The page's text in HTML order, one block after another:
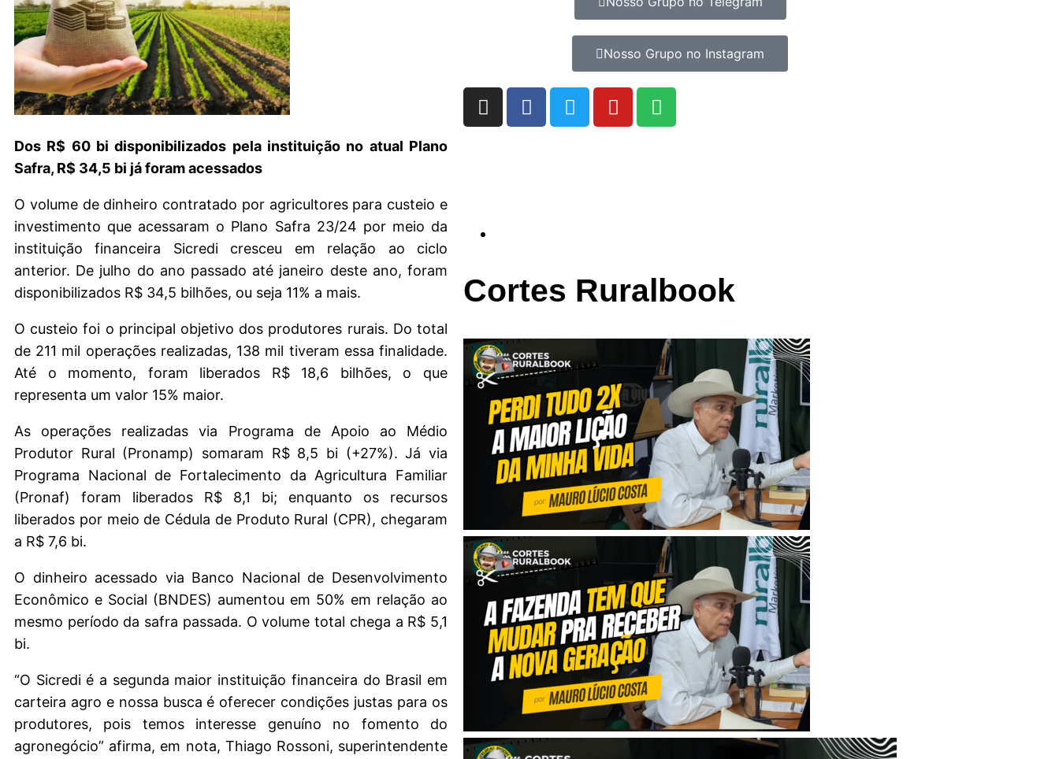
Dos R$ 60 bi disponibilizados pela instituição no atual Plano
Safra, R$ 34,5 bi já foram acessados
O volume de dinheiro contratado por agricultores para custeio e
investimento que acessaram o Plano Safra 23/24 por meio da
instituição financeira Sicredi cresceu em relação ao ciclo
anterior. De julho do ano passado até janeiro deste ano, foram
disponibilizados R$ 34,5 bilhões, ou seja 11% a mais.
O custeio foi o principal objetivo dos produtores rurais. Do total
de 211 mil operações realizadas, 138 mil tiveram essa finalidade.
Até o momento, foram liberados R$ 18,6 bilhões, o que
representa um valor 15% maior.
As operações realizadas via Programa de Apoio ao Médio
Produtor Rural (Pronamp) somaram R$ 8,5 bi (+27%). Já via
Programa Nacional de Fortalecimento da Agricultura Familiar
(Pronaf) foram liberados R$ 8,1 bi; enquanto os recursos
liberados por meio de Cédula de Produto Rural (CPR), chegaram
a R$ 7,6 bi.
O dinheiro acessado via Banco Nacional de Desenvolvimento
Econômico e Social (BNDES) aumentou em 50% em relação ao
mesmo período da safra passada. O volume total chega a R$ 5,1
bi.
“O Sicredi é a segunda maior instituição financeira do Brasil em
carteira agro e nossa busca é oferecer condições justas para os
produtores, pois temos interesse genuíno no fomento do
agronegócio” afirma, em nota, Thiago Rossoni, superintendente
Nosso Grupo no Instagram
Cortes Ruralbook